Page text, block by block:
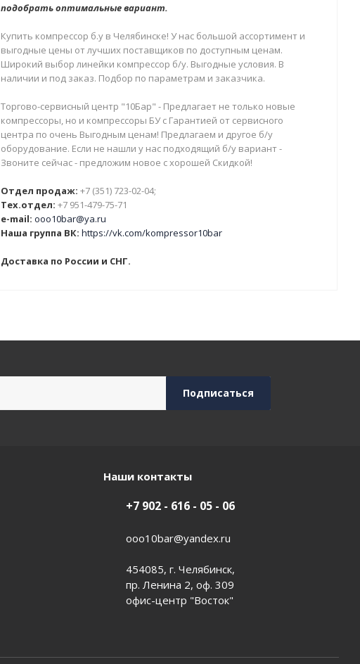
подобрать оптимальные вариант.
Купить компрессор б.у в Челябинске! У нас большой ассортимент и
выгодные цены от лучших поставщиков по доступным ценам.
Широкий выбор линейки компрессор б/у. Выгодные условия. В
наличии и под заказ. Подбор по параметрам и заказчика.
Торгово-сервисный центр "10Бар" - Предлагает не только новые
компрессоры, но и компрессоры БУ с Гарантией от сервисного
центра по очень Выгодным ценам! Предлагаем и другое б/у
оборудование. Если не нашли у нас подходящий б/у вариант -
Звоните сейчас - предложим новое с хорошей Скидкой!
Отдел продаж: +7 (351) 723-02-04;
Тех.отдел: +7 951-479-75-71
e-mail: ooo10bar@ya.ru
Наша группа ВК: https://vk.com/kompressor10bar
Доставка по России и СНГ.
Наши контакты
+7 902 - 616 - 05 - 06
ooo10bar@yandex.ru
454085, г. Челябинск,
пр. Ленина 2, оф. 309
офис-центр "Восток"